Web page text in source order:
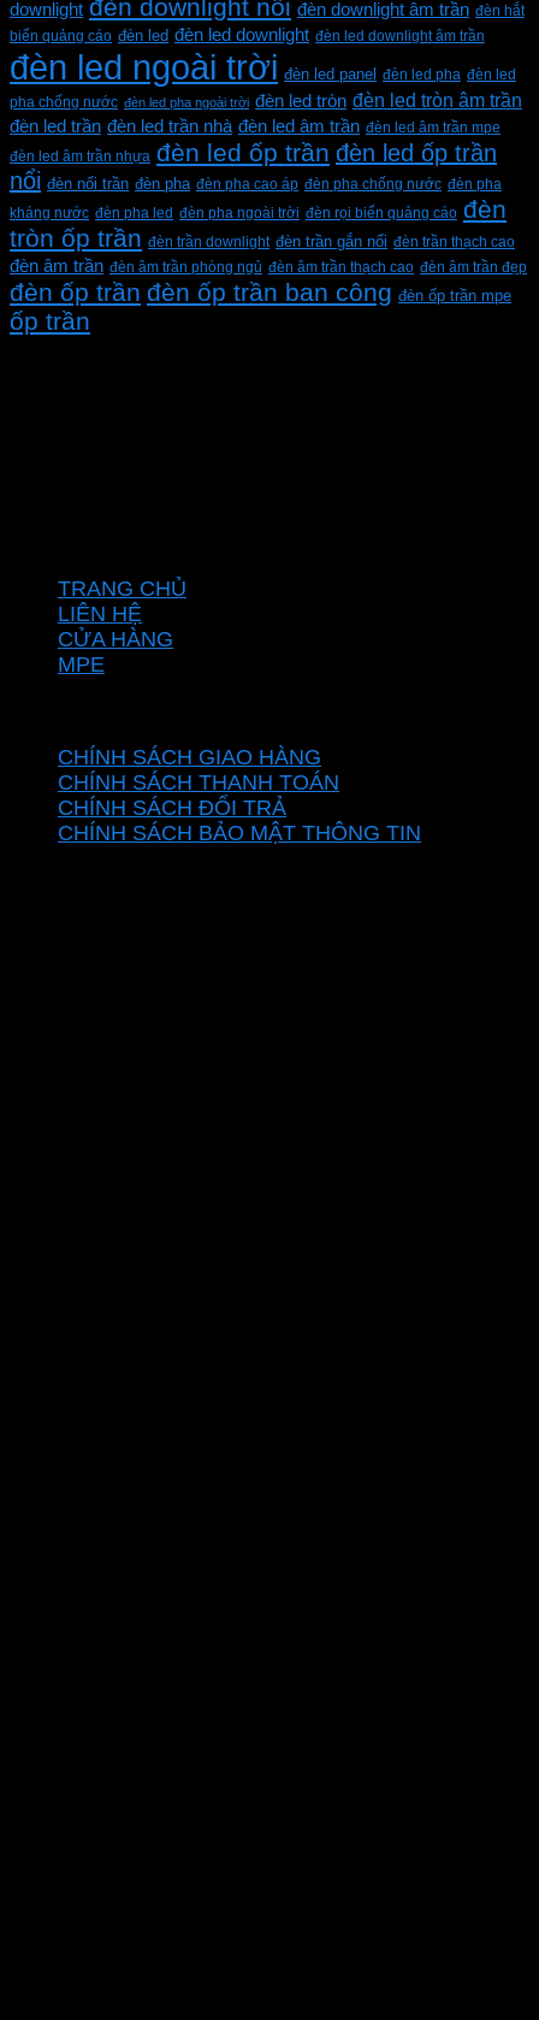
downlight đèn downlight nổi đèn downlight âm trần đèn hắt
biển quảng cáo đèn led đèn led downlight đèn led downlight âm trần
đèn led ngoài trời đèn led panel đèn led pha đèn led
pha chống nước đèn led pha ngoài trời đèn led tròn đèn led tròn âm trần
đèn led trần đèn led trần nhà đèn led âm trần đèn led âm trần mpe
đèn led âm trần nhựa đèn led ốp trần đèn led ốp trần
nổi đèn nổi trần đèn pha đèn pha cao áp đèn pha chống nước đèn pha
kháng nước đèn pha led đèn pha ngoài trời đèn rọi biển quảng cáo đèn
tròn ốp trần đèn trần downlight đèn trần gắn nổi đèn trần thạch cao
đèn âm trần đèn âm trần phòng ngủ đèn âm trần thạch cao đèn âm trần đẹp
đèn ốp trần đèn ốp trần ban công đèn ốp trần mpe
ốp trần
TRANG CHỦ
LIÊN HỆ
CỬA HÀNG
MPE
CHÍNH SÁCH GIAO HÀNG
CHÍNH SÁCH THANH TOÁN
CHÍNH SÁCH ĐỔI TRẢ
CHÍNH SÁCH BẢO MẬT THÔNG TIN